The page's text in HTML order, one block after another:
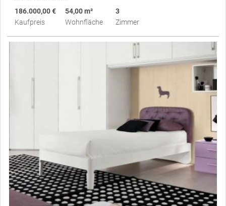
186.000,00 €
Kaufpreis
54,00 m²
Wohnfläche
3
Zimmer